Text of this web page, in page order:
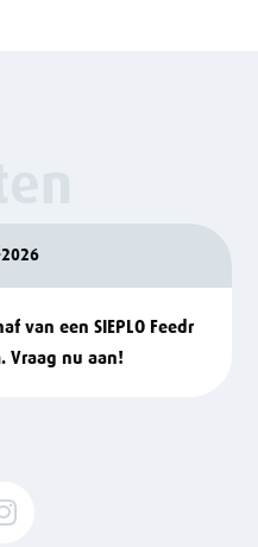
van een SIEPLO Feedr
Vraag nu aan!